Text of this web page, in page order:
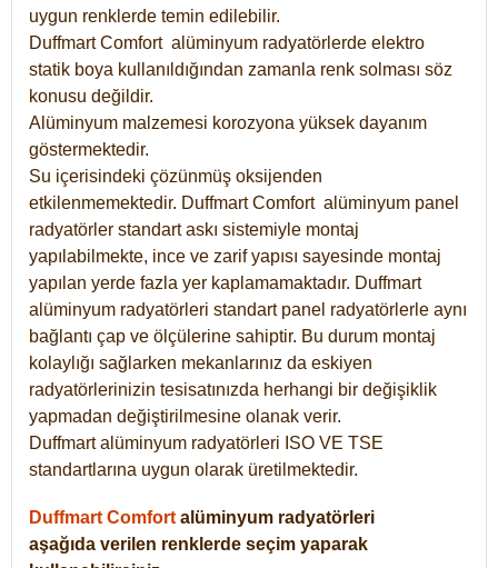
uygun renklerde temin edilebilir.
DuffmartComfort alüminyum radyatörlerde elektro
statik boya kullanıldığından zamanla renk solması söz
konusu değildir.
Alüminyum malzemesi korozyona yüksek dayanım
göstermektedir.
Su içerisindeki çözünmüş oksijenden
etkilenmemektedir. DuffmartComfort alüminyum panel
radyatörler standart askı sistemiyle montaj
yapılabilmekte, ince ve zarif yapısı sayesinde montaj
yapılan yerde fazla yer kaplamamaktadır. Duffmart
alüminyum radyatörleri standart panel radyatörlerle aynı
bağlantı çap ve ölçülerine sahiptir. Bu durum montaj
kolaylığı sağlarken mekanlarınız da eskiyen
radyatörlerinizin tesisatınızda herhangi bir değişiklik
yapmadan değiştirilmesine olanak verir.
Duffmart alüminyum radyatörleri ISO VE TSE
standartlarına uygun olarak üretilmektedir.
Duffmart Comfort alüminyum radyatörleri
aşağıda verilen renklerde seçim yaparak